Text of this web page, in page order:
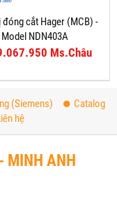
đóng cắt Hager (MCB) -
Model NDN403A
Ms.Châu
(Siemens)
Catalog
hệ
MINH ANH